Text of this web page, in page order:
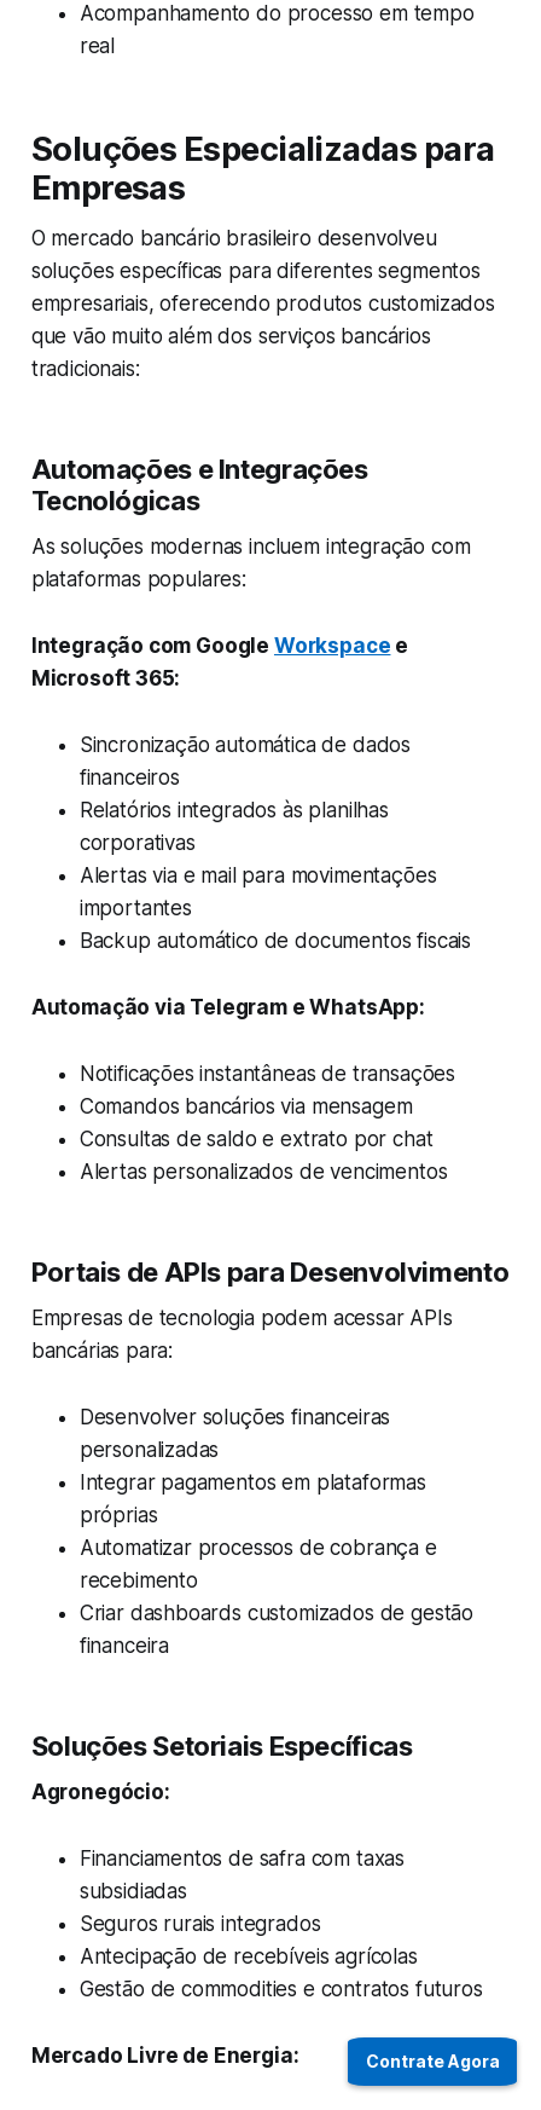
Acompanhamento do processo em tempo
real
Soluções Especializadas para
Empresas
O mercado bancário brasileiro desenvolveu
soluções específicas para diferentes segmentos
empresariais, oferecendo produtos customizados
que vão muito além dos serviços bancários
tradicionais:
Automações e Integrações
Tecnológicas
As soluções modernas incluem integração com
plataformas populares:
Integração com Google Workspace e
Microsoft 365:
Sincronização automática de dados
financeiros
Relatórios integrados às planilhas
corporativas
Alertas via e mail para movimentações
importantes
Backup automático de documentos fiscais
Automação via Telegram e WhatsApp:
Notificações instantâneas de transações
Comandos bancários via mensagem
Consultas de saldo e extrato por chat
Alertas personalizados de vencimentos
Portais de APIs para Desenvolvimento
Empresas de tecnologia podem acessar APIs
bancárias para:
Desenvolver soluções financeiras
personalizadas
Integrar pagamentos em plataformas
próprias
Automatizar processos de cobrança e
recebimento
Criar dashboards customizados de gestão
financeira
Soluções Setoriais Específicas
Agronegócio:
Financiamentos de safra com taxas
subsidiadas
Seguros rurais integrados
Antecipação de recebíveis agrícolas
Gestão de commodities e contratos futuros
Mercado Livre de Energia: Contrate Agora